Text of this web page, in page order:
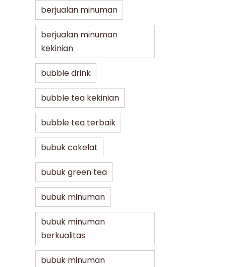
berjualan minuman
berjualan minuman
kekinian
bubble drink
bubble tea kekinian
bubble tea terbaik
bubuk cokelat
bubuk green tea
bubuk minuman
bubuk minuman
berkualitas
bubuk minuman